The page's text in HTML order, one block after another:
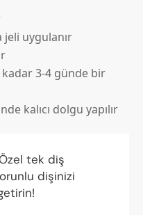
jeli uygulanır
3-4 günde bir
kalıcı dolgu yapılır
tek diş
dişinizi